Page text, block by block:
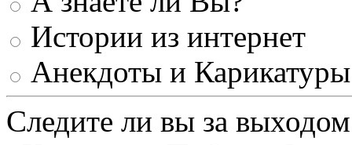
Истории из интернет
Анекдоты и Карикатуры
Следите ли вы за